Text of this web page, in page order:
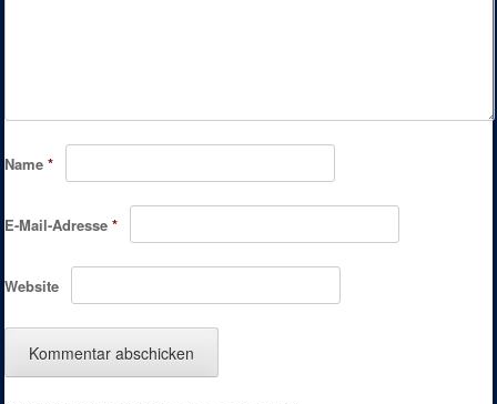
Name*
E-Mail-Adresse*
Website